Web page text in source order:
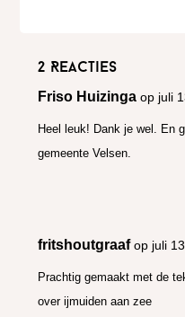
2 Reacties
Friso Huizinga op juli
Heel leuk! Dank je wel. En
gemeente Velsen.
fritshoutgraaf op juli
Prachtig gemaakt met de
over ijmuiden aan zee